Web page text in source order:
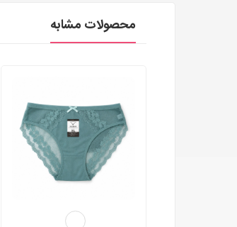
محصولات مشابه